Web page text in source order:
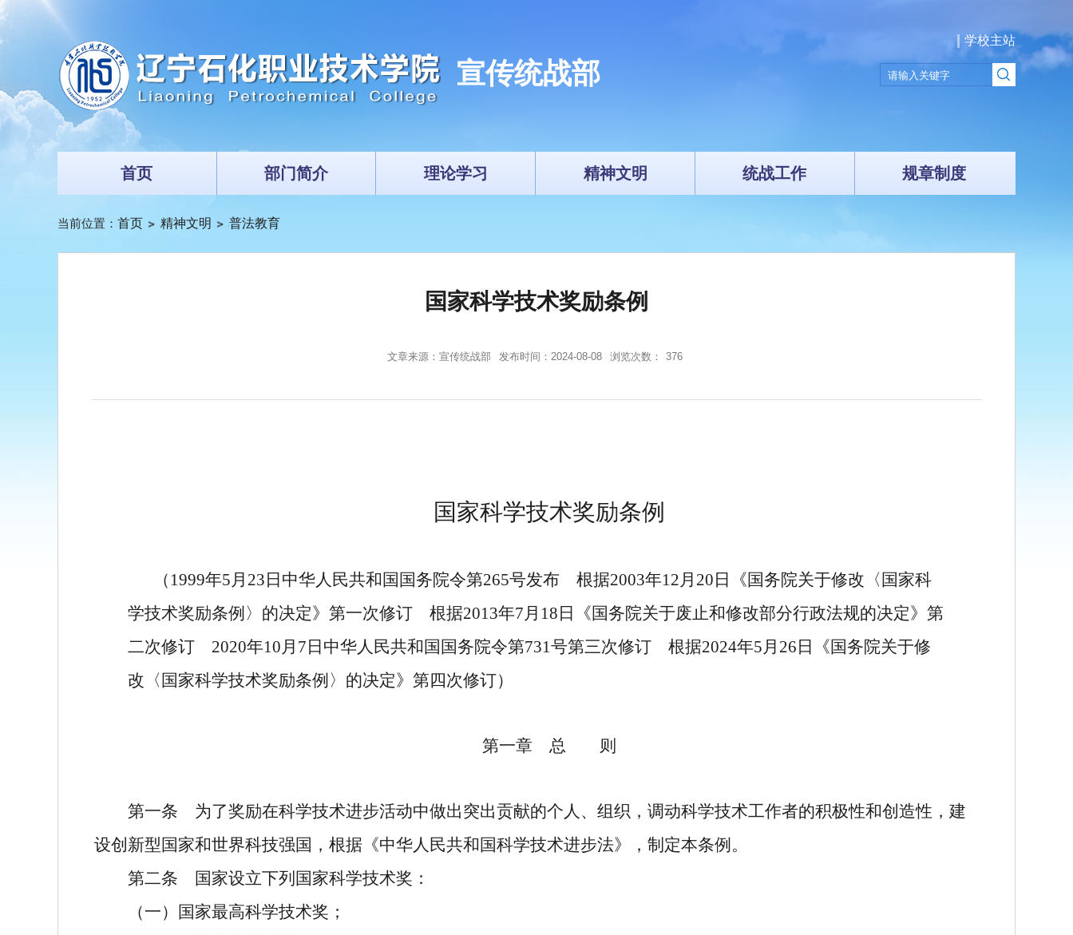
宣传统战部
学校主站
首页 部门简介 理论学习 精神文明 统战工作 规章制度
当前位置： 首页 精神文明 普法教育
国家科学技术奖励条例
文章来源：宣传统战部 发布时间：2024-08-08 浏览次数： 376
国家科学技术奖励条例
（ 1999年5月 23 日中华人民共和国国务院令第265号发布 根据2003年12月 20 日《国务院关于修改〈国家科
学技术奖励条例〉的决定》第一次修订 根据2013年7月 18 日《国务院关于废止和修改部分行政法规的决定》第
二次修订 2020年10月 7 日中华人民共和国国务院令第731号第三次修订 根据2024年5月 26 日《国务院关于修
改〈国家科学技术奖励条例〉的决定》第四次修订）
第一章 总 则
第一条 为了奖励在科学技术进步活动中做出突出贡献的个人、组织，调动科学技术工作者的积极性和创造性，建
设创新型国家和世界科技强国，根据《中华人民共和国科学技术进步法》，制定本条例。
第二条 国家设立下列国家科学技术奖：
（一）国家最高科学技术奖；